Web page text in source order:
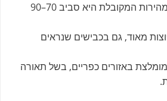
בכבישים אזוריים המהירות המקובלת היא סביב 70–90
מאוד, גם בכבישים שנראים
באזורים כפריים, בשל תאורה